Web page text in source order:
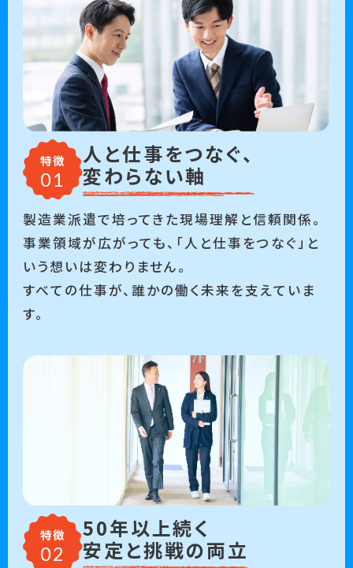
特徴
人と仕事をつなぐ、
変わらない軸
製造業派遣で培ってきた現場理解と信頼関係。
事業領域が広がっても、「人と仕事をつなぐ」と
いう想いは変わりません。
すべての仕事が、誰かの働く未来を支えていま
す。
特徴
50年以上続く
安定と挑戦の両立